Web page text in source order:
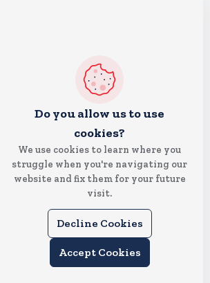
Do you allow us to use
cookies?
We use cookies to learn where you
struggle when you're navigating our
website and fix them for your future
visit.
Decline Cookies
Accept Cookies